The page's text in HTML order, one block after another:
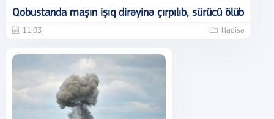
Qobustanda maşın işıq dirəyinə çırpılıb, sürücü ölüb
11:03 Hadisə